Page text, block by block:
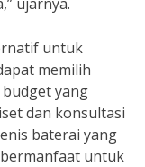
untuk
memilih
yang
dan konsultasi
baterai yang
untuk